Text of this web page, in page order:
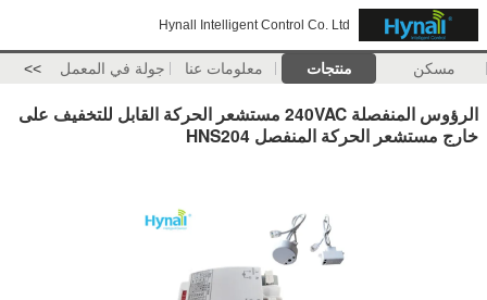
Hynall Intelligent Control Co. Ltd
مسكن منتجات معلومات عنا جولة في المعمل >>
الرؤوس المنفصلة 240VAC مستشعر الحركة القابل للتخفيف على
خارج مستشعر الحركة المنفصل HNS204